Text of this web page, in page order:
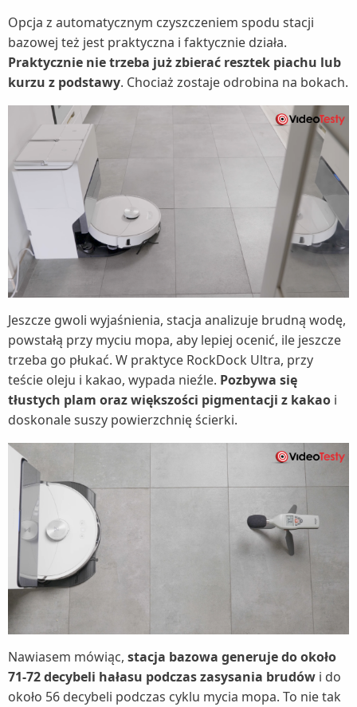
Opcja z automatycznym czyszczeniem spodu stacji
bazowej też jest praktyczna i faktycznie działa.
Praktycznie nie trzeba już zbierać resztek piachu lub
kurzu z podstawy. Chociaż zostaje odrobina na bokach.
Jeszcze gwoli wyjaśnienia, stacja analizuje brudną wodę,
powstałą przy myciu mopa, aby lepiej ocenić, ile jeszcze
trzeba go płukać. W praktyce RockDock Ultra, przy
teście oleju i kakao, wypada nieźle. Pozbywa się
tłustych plam oraz większości pigmentacji z kakao i
doskonale suszy powierzchnię ścierki.
Nawiasem mówiąc, stacja bazowa generuje do około
71-72 decybeli hałasu podczas zasysania brudów i do
około 56 decybeli podczas cyklu mycia mopa. To nie tak